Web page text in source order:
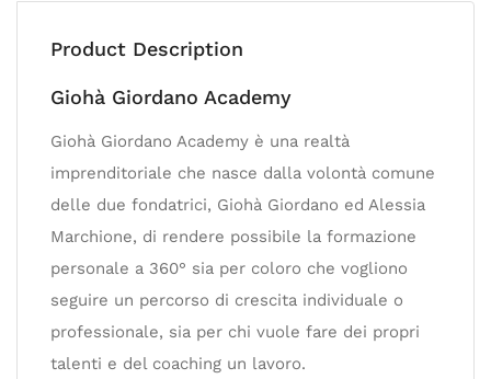
Product Description
Giohà Giordano Academy
Giohà Giordano Academy è una realtà
imprenditoriale che nasce dalla volontà comune
delle due fondatrici, Giohà Giordano ed Alessia
Marchione, di rendere possibile la formazione
personale a 360° sia per coloro che vogliono
seguire un percorso di crescita individuale o
professionale, sia per chi vuole fare dei propri
talenti e del coaching un lavoro.